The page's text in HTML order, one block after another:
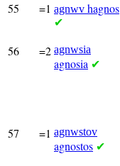
55 =1 agnwv hagnos
✔
56 =2 agnwsia
agnosia ✔
57 =1 agnwstov
agnostos ✔